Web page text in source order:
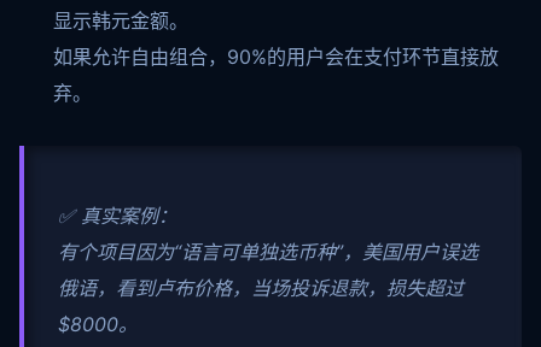
显示韩元金额。
如果允许自由组合，90%的用户会在支付环节直接放
弃。
✅ 真实案例：
有个项目因为“语言可单独选币种”，美国用户误选
俄语，看到卢布价格，当场投诉退款，损失超过
$8000。